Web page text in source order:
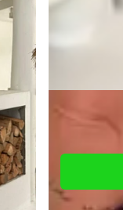
Quantidade